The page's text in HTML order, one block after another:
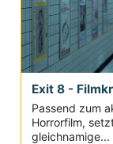
Exit 8 -
Passend zum
Horrorfilm,
gleichnamige...